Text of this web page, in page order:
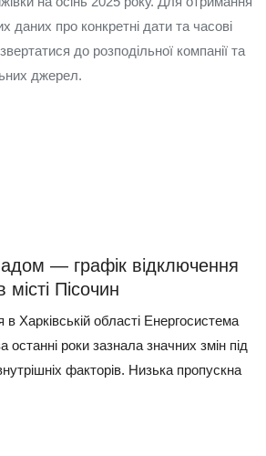
даних про конкретні дати та часові
до розподільної компанії та
джерел.
— графік відключення
місті Пісочин
в Харківській області Енергосистема
останні роки зазнала значних змін під
факторів. Низька пропускна